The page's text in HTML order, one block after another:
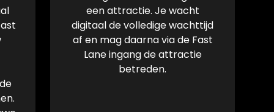
een attractie. Je wacht
digitaal de volledige wachttijd
af en mag daarna via de Fast
Lane ingang de attractie
betreden.